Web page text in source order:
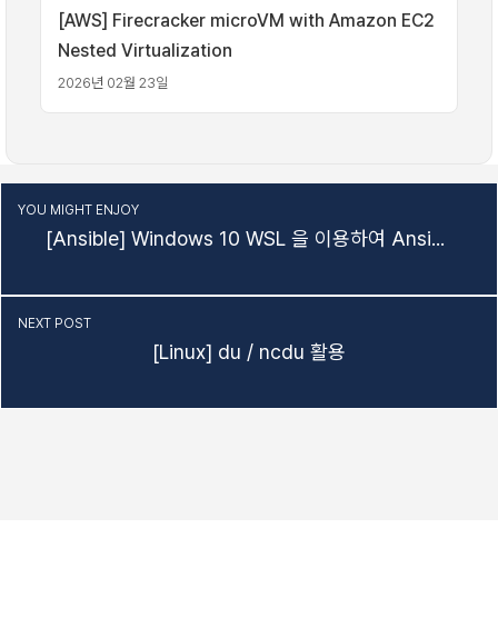
[AWS] Firecracker microVM with Amazon EC2
Nested Virtualization
2026년 02월 23일
[Ansible] Windows 10 WSL 을 이용하여 Ansible 를 써보자
YOU MIGHT ENJOY
[Linux] du / ncdu 활용
NEXT POST